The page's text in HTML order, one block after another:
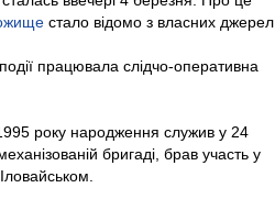
стало відомо з власних джерел.
працювала слідчо-оперативна
року народження служив у 24
бригаді, брав участь у